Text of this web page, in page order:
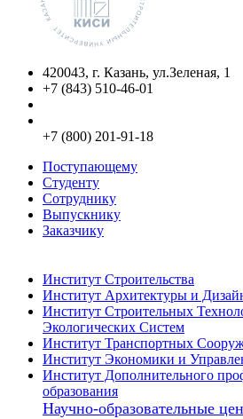
420043, г. Казань, ул.Зеленая, 1
+7 (843) 510-46-01
+7 (800) 201-91-18
Поступающему
Студенту
Сотруднику
Выпускнику
Заказчику
Институт Строительства
Институт Архитектуры и
Институт Строительных
Экологических Систем
Институт Транспортных
Институт Экономики и
Институт Дополнительного
образования
Научно-образовательные